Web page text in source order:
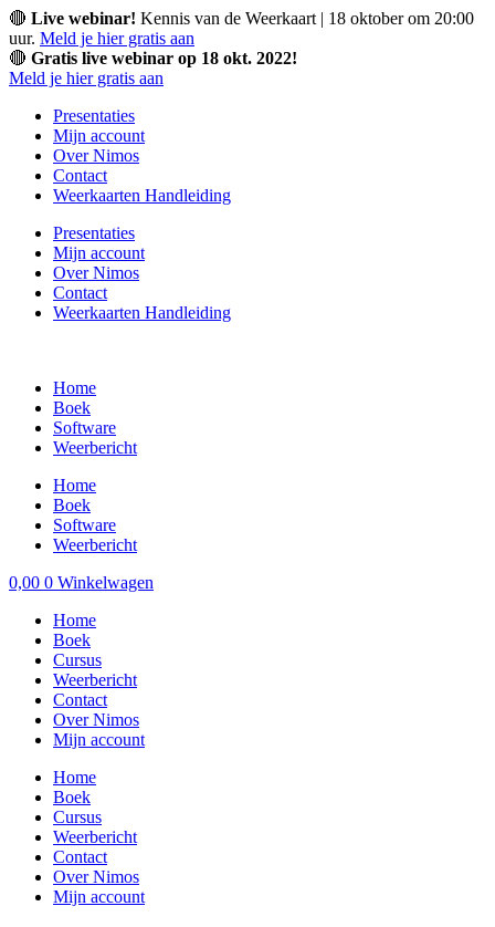
Ga
naar
de
inhoud
🔴 Live webinar! Kennis van de Weerkaart | 18 oktober om 20:00
uur. Meld je hier gratis aan
🔴 Gratis live webinar op 18 okt. 2022!
Meld je hier gratis aan
Presentaties
Mijn account
Over Nimos
Contact
Weerkaarten Handleiding
Presentaties
Mijn account
Over Nimos
Contact
Weerkaarten Handleiding
Home
Boek
Software
Weerbericht
Home
Boek
Software
Weerbericht
0,00 0 Winkelwagen
Home
Boek
Cursus
Weerbericht
Contact
Over Nimos
Mijn account
Home
Boek
Cursus
Weerbericht
Contact
Over Nimos
Mijn account